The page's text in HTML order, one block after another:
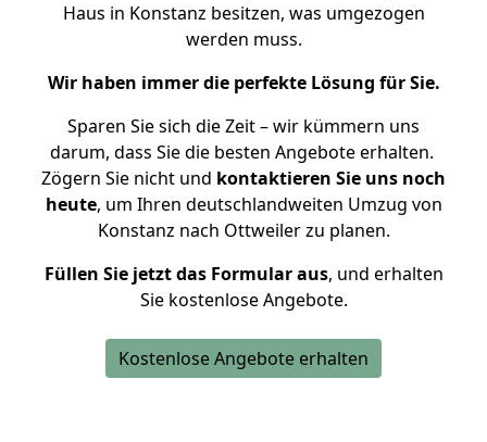
Haus in Konstanz besitzen, was umgezogen
werden muss.
Wir haben immer die perfekte Lösung für Sie.
Sparen Sie sich die Zeit – wir kümmern uns
darum, dass Sie die besten Angebote erhalten.
Zögern Sie nicht und kontaktieren Sie uns noch
heute, um Ihren deutschlandweiten Umzug von
Konstanz nach Ottweiler zu planen.
Füllen Sie jetzt das Formular aus, und erhalten
Sie kostenlose Angebote.
Kostenlose Angebote erhalten